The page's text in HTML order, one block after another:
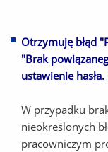
Otrzymuję błąd
"Brak
ustawienie
W przypadku
nieokreślonych
pracowniczym